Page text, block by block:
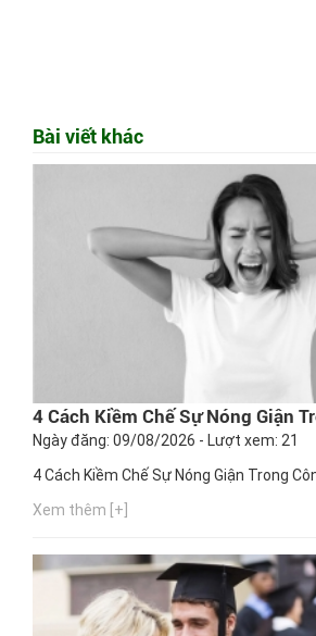
Bài viết khác
4 Cách Kiềm Chế Sự Nóng Giận
Ngày đăng: 09/08/2026 - Lượt xem: 21
4 Cách Kiềm Chế Sự Nóng Giận Trong
Xem thêm [+]